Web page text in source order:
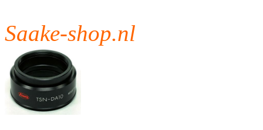
Saake-shop.nl